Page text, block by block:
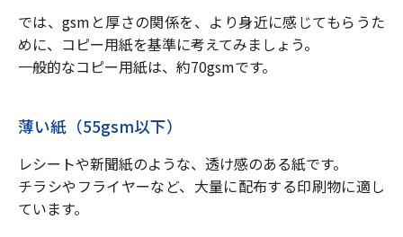
では、gsmと厚さの関係を、より身近に感じてもらうた
めに、コピー用紙を基準に考えてみましょう。
一般的なコピー用紙は、約70gsmです。
薄い紙（55gsm以下）
レシートや新聞紙のような、透け感のある紙です。
チラシやフライヤーなど、大量に配布する印刷物に適し
ています。